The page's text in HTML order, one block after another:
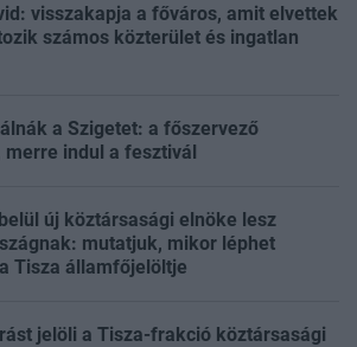
visszakapja a főváros, amit elvettek
számos közterület és ingatlan
a Szigetet: a főszervező
merre indul a fesztivál
új köztársasági elnöke lesz
mutatjuk, mikor léphet
Tisza államfőjelöltje
jelöli a Tisza-frakció köztársasági